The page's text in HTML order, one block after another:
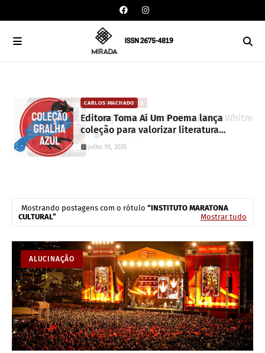
CARLOS MACHADO
Editora Toma Aí Um Poema lança
coleção para valorizar literatura
paranaense
julho 10, 2025
CAIXA DE POESIA
Canção de mim mesmo | Walt Whitman
junho 10, 2022
Mostrando postagens com o rótulo
INSTITUTO MARATONA
CULTURAL
Mostrar tudo
ALUCINAÇÃO